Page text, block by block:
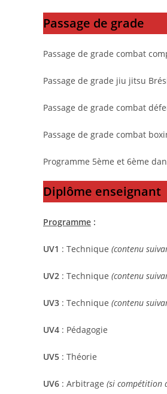
Passage de grade
Passage de grade combat
Passage de grade jiu jitsu
Passage de grade combat
Passage de grade combat
Programme 5ème et 6ème
Diplôme enseignant
Programme :
UV1 : Technique (contenu
UV2 : Technique (contenu
UV3 : Technique (contenu
UV4 : Pédagogie
UV5 : Théorie
UV6 : Arbitrage (si compétition